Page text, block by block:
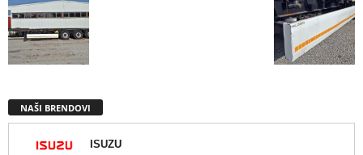
NAŠI BRENDOVI
ISUZU